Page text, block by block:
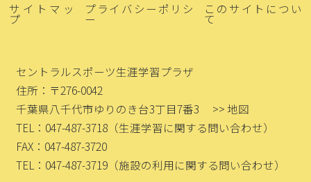
サイトマッ
プ
プライバシーポリシ
ー
このサイトについ
て
セントラルスポーツ生涯学習プラザ
住所：〒276-0042
千葉県八千代市ゆりのき台3丁目7番3
>> 地図
TEL：047-487-3718 （生涯学習に関する問い合わせ）
FAX：047-487-3720
TEL：047-487-3719 （施設の利用に関する問い合わせ）